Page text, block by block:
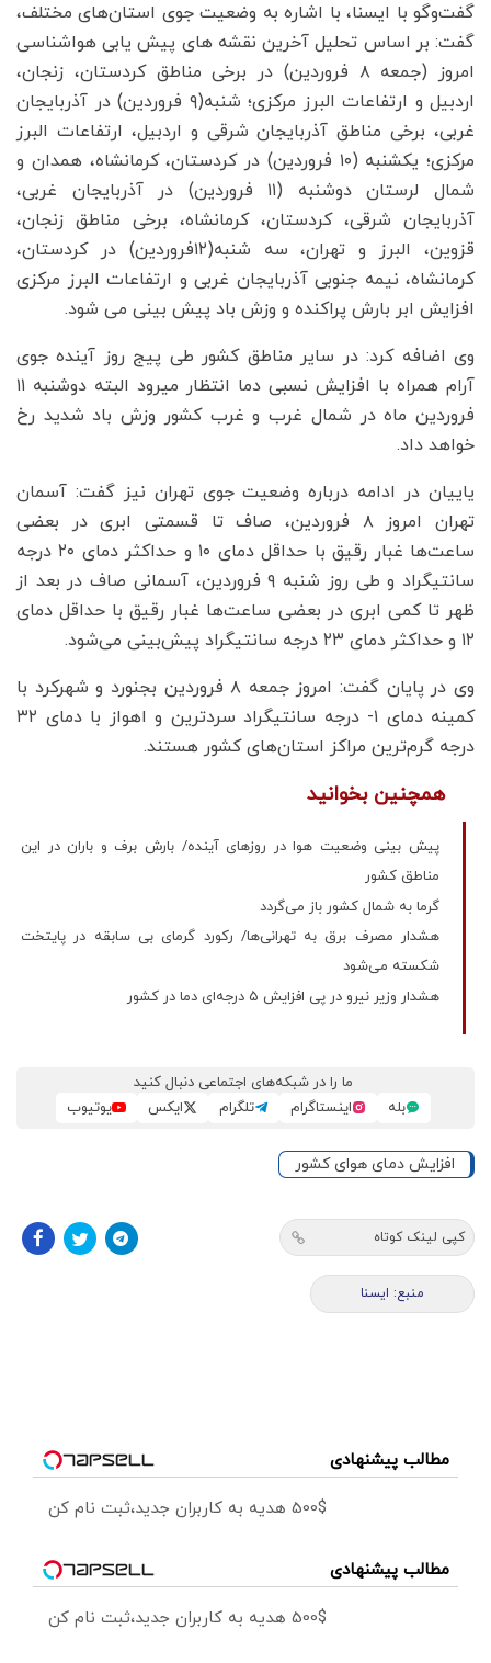
گفت‌وگو با ایسنا، با اشاره به وضعیت جوی استان‌های مختلف،
گفت: بر اساس تحلیل آخرین نقشه های پیش یابی هواشناسی
امروز (جمعه ۸ فروردین) در برخی مناطق کردستان، زنجان،
اردبیل و ارتفاعات البرز مرکزی؛ شنبه(۹ فروردین) در آذربایجان
غربی، برخی مناطق آذربایجان شرقی و اردبیل، ارتفاعات البرز
مرکزی؛ یکشنبه (۱۰ فروردین) در کردستان، کرمانشاه، همدان و
شمال لرستان دوشنبه (۱۱ فروردین) در آذربایجان غربی،
آذربایجان شرقی، کردستان، کرمانشاه، برخی مناطق زنجان،
قزوین، البرز و تهران، سه شنبه(۱۲فروردین) در کردستان،
کرمانشاه، نیمه جنوبی آذربایجان غربی و ارتفاعات البرز مرکزی
افزایش ابر بارش پراکنده و وزش باد پیش بینی می شود.
وی اضافه کرد: در سایر مناطق کشور طی پیج روز آینده جوی
آرام همراه با افزایش نسبی دما انتظار میرود البته دوشنبه ۱۱
فروردین ماه در شمال غرب و غرب کشور وزش باد شدید رخ
خواهد داد.
یاییان در ادامه درباره وضعیت جوی تهران نیز گفت: آسمان
تهران امروز ۸ فروردین، صاف تا قسمتی ابری در بعضی
ساعت‌ها غبار رقیق با حداقل دمای ۱۰ و حداکثر دمای ۲۰ درجه
سانتیگراد و طی روز شنبه ۹ فروردین، آسمانی صاف در بعد از
ظهر تا کمی ابری در بعضی ساعت‌ها غبار رقیق با حداقل دمای
۱۲ و حداکثر دمای ۲۳ درجه سانتیگراد پیش‌بینی می‌شود.
وی در پایان گفت: امروز جمعه ۸ فروردین بجنورد و شهرکرد با
کمینه دمای ۱- درجه سانتیگراد سردترین و اهواز با دمای ۳۲
درجه گرم‌ترین مراکز استان‌های کشور هستند.
همچنین بخوانید
پیش بینی وضعیت هوا در روزهای آینده/ بارش برف و باران در این
مناطق کشور
گرما به شمال کشور باز می‌گردد
هشدار مصرف برق به تهرانی‌ها/ رکورد گرمای بی سابقه در پایتخت
شکسته می‌شود
هشدار وزیر نیرو در پی افزایش ۵ درجه‌ای دما در کشور
ما را در شبکه‌های اجتماعی دنبال کنید
بله
اینستاگرام تلگرام ایکس یوتیوب
افزایش دمای هوای کشور
کپی لینک کوتاه
منبع: ايسنا
مطالب پیشنهادی
500$ هدیه به کاربران جدید،ثبت نام کن
مطالب پیشنهادی
500$ هدیه به کاربران جدید،ثبت نام کن